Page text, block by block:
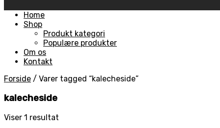
Skip
Home
Shop
Produkt kategori
Populære produkter
Om os
Kontakt
Forside / Varer tagged “kalecheside”
kalecheside
Viser 1 resultat